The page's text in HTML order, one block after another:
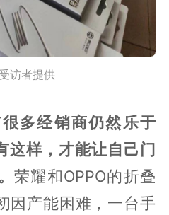
访者提供
多经销商仍然乐于
这样，才能让自己门
荣耀和OPPO的折叠
因产能困难，一台手